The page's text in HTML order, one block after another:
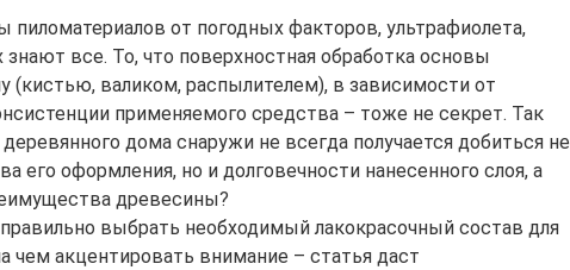
от погодных факторов, ультрафиолета,
все. То, что поверхностная обработка основы
(кистью, валиком, распылителем), в зависимости от
применяемого средства – тоже не секрет. Так
дома снаружи не всегда получается добиться не
его оформления, но и долговечности нанесенного слоя, а
древесины?
выбрать необходимый лакокрасочный состав для
чем акцентировать внимание – статья даст